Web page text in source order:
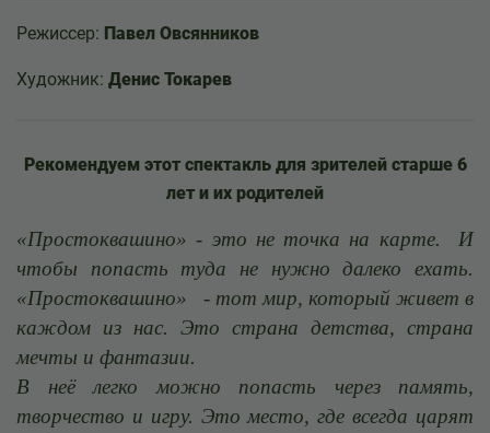
Режиссер: Павел Овсянников
Художник: Денис Токарев
Рекомендуем этот спектакль для зрителей старше 6
лет и их родителей
«Простоквашино» - это не точка на карте. И
чтобы попасть туда не нужно далеко ехать.
«Простоквашино» - тот мир, который живет в
каждом из нас. Это страна детства, страна
мечты и фантазии.
В неё легко можно попасть через память,
творчество и игру. Это место, где всегда царят